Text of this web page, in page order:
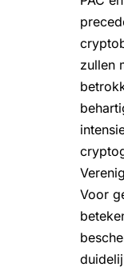
zullen
Voor